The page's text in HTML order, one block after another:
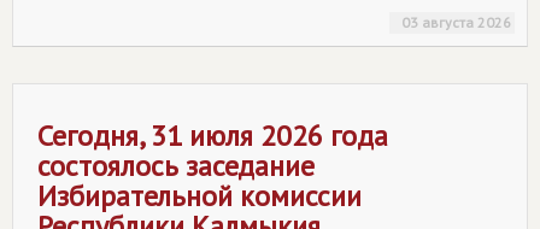
03 августа 2026
Сегодня, 31 июля 2026 года
состоялось заседание
Избирательной комиссии